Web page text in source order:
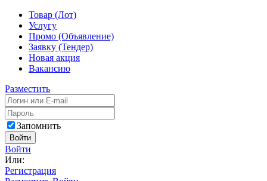
Товар (Лот)
Услугу
Промо (Объявление)
Заявку (Тендер)
Новая акция
Вакансию
Разместить
Запомнить
Войти
Войти
Или:
Регистрация